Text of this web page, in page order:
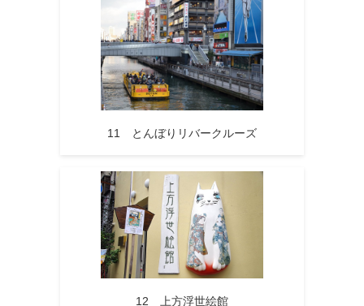
11 とんぼりリバークルーズ
12 上方浮世絵館